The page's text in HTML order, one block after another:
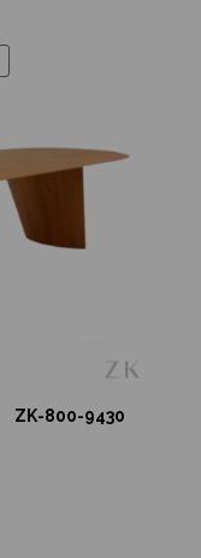
ZK-800-9430